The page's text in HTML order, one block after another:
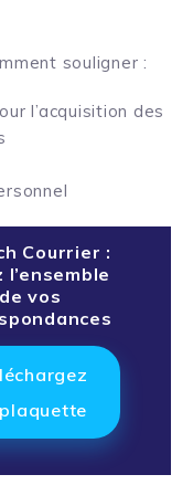
souligner :
l’acquisition des
Courrier :
l’ensemble
de vos